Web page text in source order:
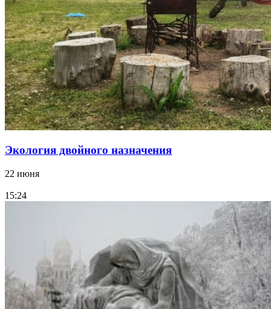
Экология двойного назначения
22 июня
15:24